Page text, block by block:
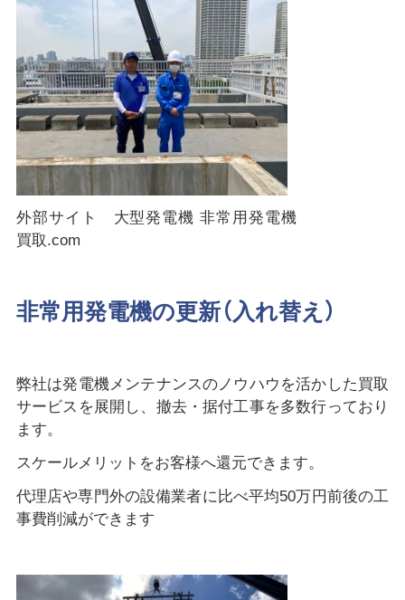
外部サイト 大型発電機 非常用発電機
買取.com
非常用発電機の更新（入れ替え）
弊社は発電機メンテナンスのノウハウを活かした買取
サービスを展開し、撤去・据付工事を多数行っており
ます。
スケールメリットをお客様へ還元できます。
代理店や専門外の設備業者に比べ平均50万円前後の工
事費削減ができます